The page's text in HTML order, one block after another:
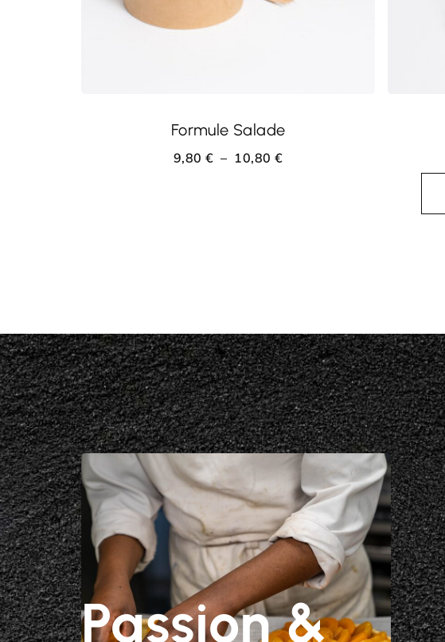
Formule Salade
9,80€ – 10,80 €
Passion &